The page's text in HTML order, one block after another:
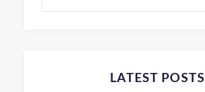
LATEST POSTS